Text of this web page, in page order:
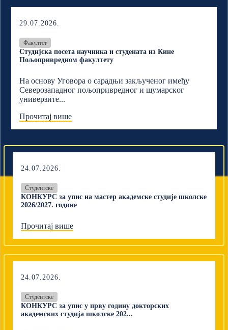
29.07.2026.
Факултет
Студијска посета научника и студената из Кине
Пољопривредном факултету
На основу Уговора о сарадњи закљученог имеђу
Северозападног пољопривредног и шумарскoг
универзите...
Прочитај више
24.07.2026.
Студентске
КОНКУРС за упис на мастер академске студије школске
2026/2027. године
Прочитај више
24.07.2026.
Студентске
КОНКУРС за упис у прву годину докторских
академских студија школске 202...